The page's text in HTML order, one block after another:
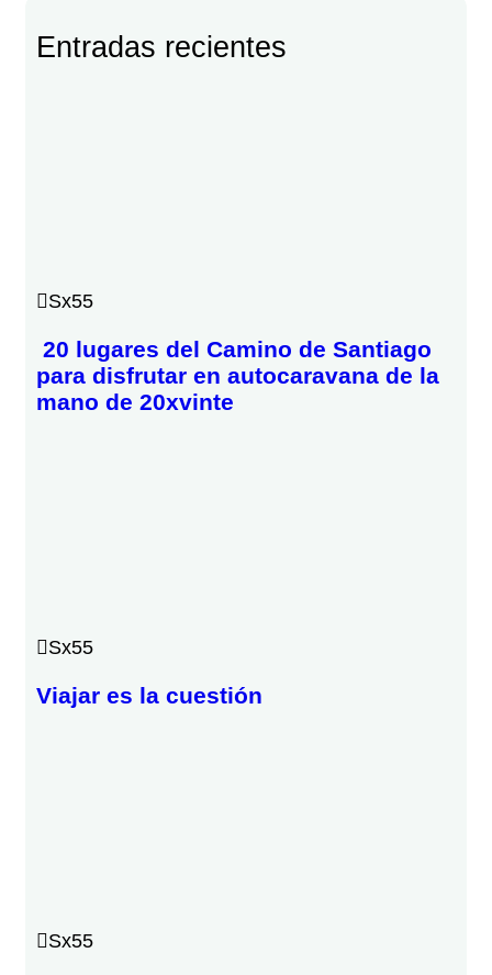
Entradas recientes
Sx55
20 lugares del Camino de Santiago
para disfrutar en autocaravana de la
mano de 20xvinte
Sx55
Viajar es la cuestión
Sx55